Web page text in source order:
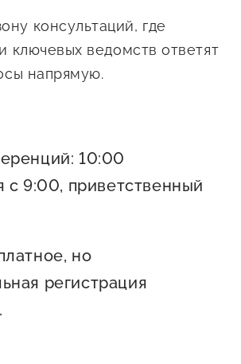
центра
на
сервисы
малого
консультаций, где
ключевых ведомств ответят
напрямую.
10:00
с 9:00, приветственный
но
регистрация